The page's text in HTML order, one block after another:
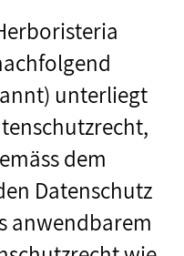
unterliegt
dem
Datenschutz
anwendbarem